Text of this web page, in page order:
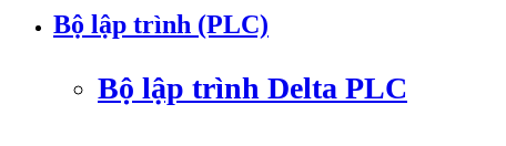
Bộ lập trình (PLC)
Bộ lập trình Delta PLC